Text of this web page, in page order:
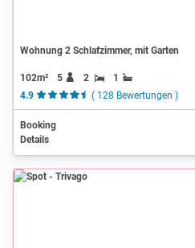
Wohnung 2 Schlafzimmer, mit Garten
102m² 5 2
1
4.9
( 128 Bewertungen )
Booking
Details
Spot